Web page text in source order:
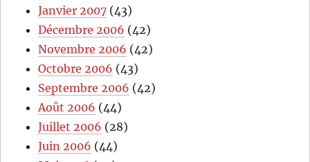
Janvier 2007 (43)
Décembre 2006 (42)
Novembre 2006 (42)
Octobre 2006 (43)
Septembre 2006 (42)
Août 2006 (44)
Juillet 2006 (28)
Juin 2006 (44)